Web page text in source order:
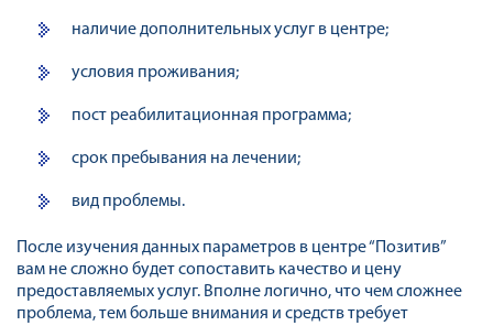
наличие дополнительных услуг в центре;
условия проживания;
пост реабилитационная программа;
срок пребывания на лечении;
вид проблемы.
После изучения данных параметров в центре “Позитив”
вам не сложно будет сопоставить качество и цену
предоставляемых услуг. Вполне логично, что чем сложнее
проблема, тем больше внимания и средств требует